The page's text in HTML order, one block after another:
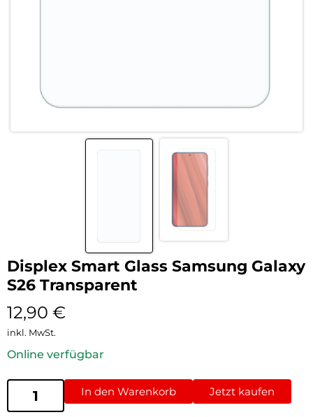
Displex Smart Glass Samsung Galaxy
S26 Transparent
12,90 €
inkl. MwSt.
Online verfügbar
In den Warenkorb Jetzt kaufen